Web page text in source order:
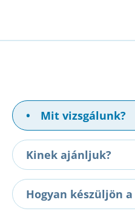
• Mit vizsgálunk?
Kinek ajánljuk?
Hogyan készüljön